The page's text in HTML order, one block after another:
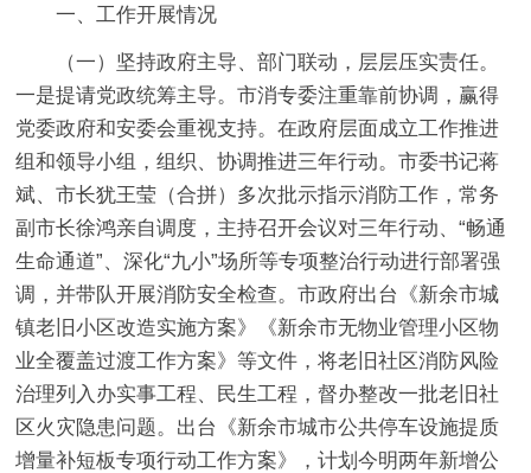
一、工作开展情况
（一）坚持政府主导、部门联动，层层压实责任。
一是提请党政统筹主导。市消专委注重靠前协调，赢得
党委政府和安委会重视支持。在政府层面成立工作推进
组和领导小组，组织、协调推进三年行动。市委书记蒋
斌、市长犹王莹（合拼）多次批示指示消防工作，常务
副市长徐鸿亲自调度，主持召开会议对三年行动、“畅通
生命通道”、深化“九小”场所等专项整治行动进行部署强
调，并带队开展消防安全检查。市政府出台《新余市城
镇老旧小区改造实施方案》《新余市无物业管理小区物
业全覆盖过渡工作方案》等文件，将老旧社区消防风险
治理列入办实事工程、民生工程，督办整改一批老旧社
区火灾隐患问题。出台《新余市城市公共停车设施提质
增量补短板专项行动工作方案》，计划今明两年新增公